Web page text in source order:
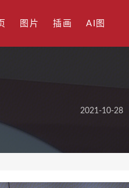
图片 插画 AI图
2021-10-28